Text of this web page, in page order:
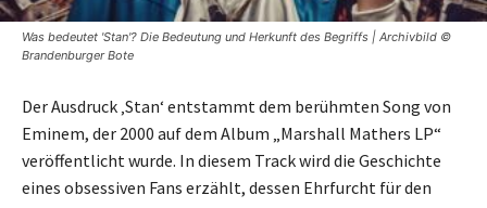
Was bedeutet 'Stan'? Die Bedeutung und Herkunft des Begriffs | Archivbild ©
Brandenburger Bote
Der Ausdruck ‚Stan‘ entstammt dem berühmten Song von
Eminem, der 2000 auf dem Album „Marshall Mathers LP“
veröffentlicht wurde. In diesem Track wird die Geschichte
eines obsessiven Fans erzählt, dessen Ehrfurcht für den